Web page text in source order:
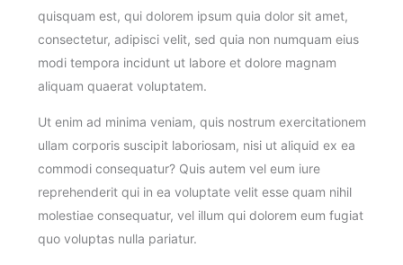
quisquam est, qui dolorem ipsum quia dolor sit amet,
consectetur, adipisci velit, sed quia non numquam eius
modi tempora incidunt ut labore et dolore magnam
aliquam quaerat voluptatem.
Ut enim ad minima veniam, quis nostrum exercitationem
ullam corporis suscipit laboriosam, nisi ut aliquid ex ea
commodi consequatur? Quis autem vel eum iure
reprehenderit qui in ea voluptate velit esse quam nihil
molestiae consequatur, vel illum qui dolorem eum fugiat
quo voluptas nulla pariatur.